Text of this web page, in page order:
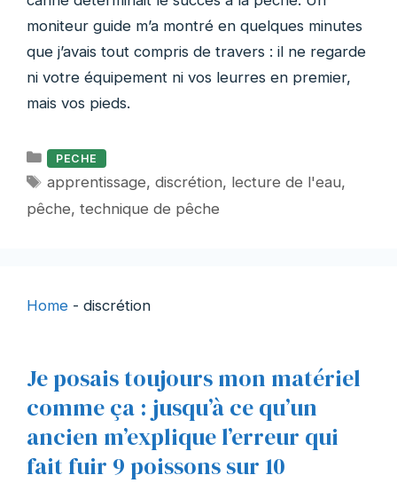
moniteur guide m’a montré en quelques minutes
que j’avais tout compris de travers : il ne regarde
ni votre équipement ni vos leurres en premier,
mais vos pieds.
Catégories
PECHE
Étiquettes
apprentissage,discrétion, lecture de l'eau,
pêche, technique de pêche
Home - discrétion
Je posais toujours mon matériel
comme ça : jusqu’à ce qu’un
ancien m’explique l’erreur qui
fait fuir 9 poissons sur 10